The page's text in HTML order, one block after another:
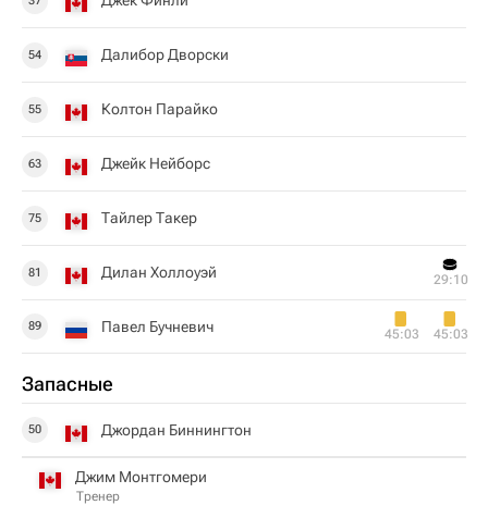
54 Далибор Дворски
55 Колтон Парайко
63 Джейк Нейборс
75 Тайлер Такер
81 Дилан Холлоуэй 29:10
89 Павел Бучневич 45:03 45:03
Запасные
50 Джордан Биннингтон
Джим Монтгомери
Тренер